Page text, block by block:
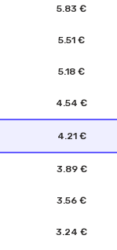
5.83 €
5.51 €
5.18 €
4.54 €
4.21 €
3.89 €
3.56 €
3.24 €